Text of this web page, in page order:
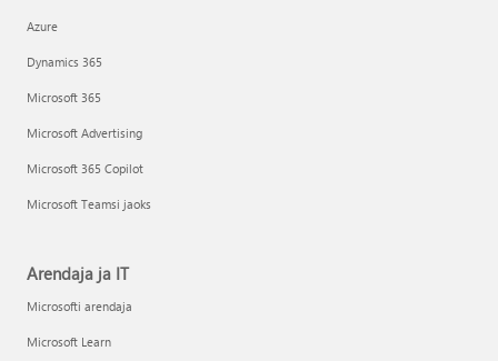
Azure
Dynamics 365
Microsoft 365
Microsoft Advertising
Microsoft 365 Copilot
Microsoft Teamsi jaoks
Arendaja ja IT
Microsofti arendaja
Microsoft Learn